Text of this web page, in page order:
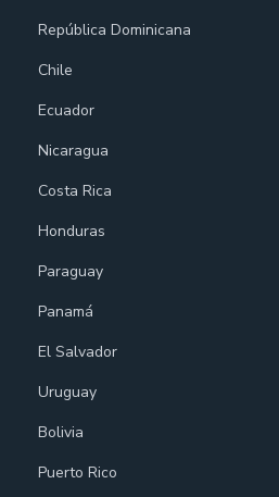
República Dominicana
Chile
Ecuador
Nicaragua
Costa Rica
Honduras
Paraguay
Panamá
El Salvador
Uruguay
Bolivia
Puerto Rico